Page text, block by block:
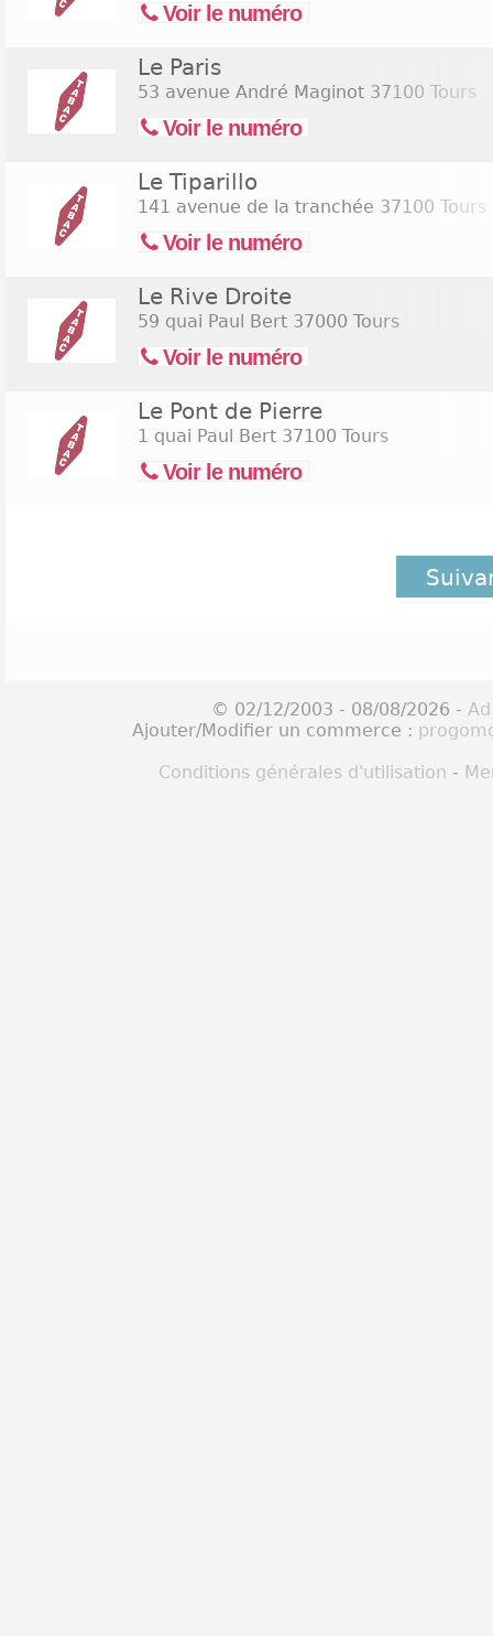
Voir le numéro
Le Paris
53 avenue André Maginot 37100 Tours
Voir le numéro
Le Tiparillo
141 avenue de la tranchée 37100 Tours
Voir le numéro
Le Rive Droite
59 quai Paul Bert 37000 Tours
Voir le numéro
Le Pont de Pierre
1 quai Paul Bert 37100 Tours
Voir le numéro
© 02/12/2003 - 08/08/2026 -
Ajouter/Modifier un commerce :
Conditions générales d'utilisation -